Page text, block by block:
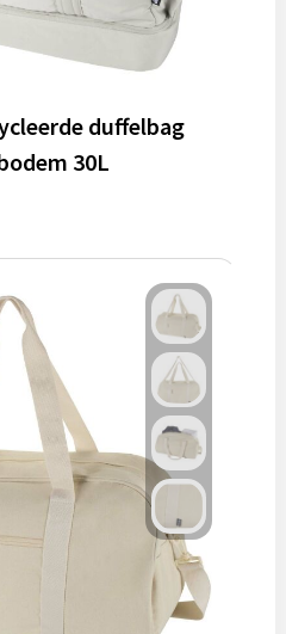
duffelbag
30L